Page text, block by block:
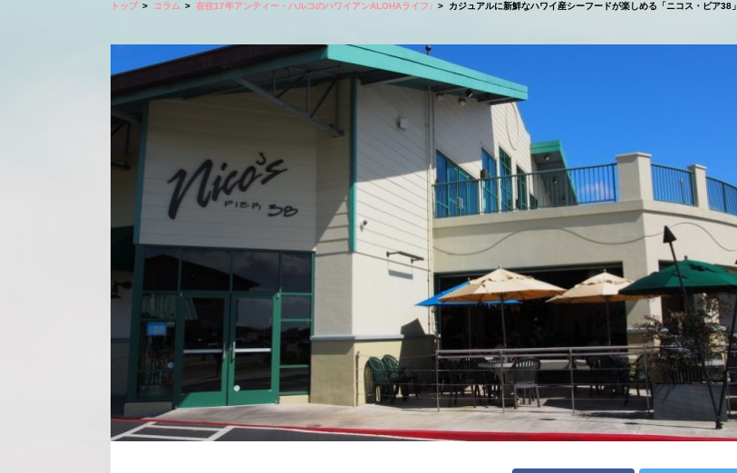
トップ コラム 在住17年アンティー・ハルコのハワイアンALOHAライフ♪ カジュアルに新鮮なハワイ産シーフードが楽しめる「ニコス・ピア38」